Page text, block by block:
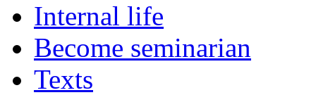
Internal life
Become seminarian
Texts